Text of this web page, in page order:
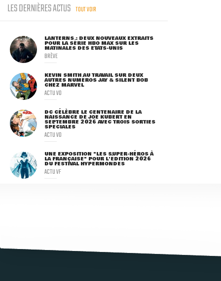
LES DERNIÈRES ACTUS TOUT VOIR
LANTERNS : DEUX NOUVEAUX EXTRAITS
POUR LA SÉRIE HBO MAX SUR LES
MATINALES DES ETATS-UNIS
BRÈVE
KEVIN SMITH AU TRAVAIL SUR DEUX
AUTRES NUMÉROS JAY & SILENT BOB
CHEZ MARVEL
ACTU VO
DC CÉLÈBRE LE CENTENAIRE DE LA
NAISSANCE DE JOE KUBERT EN
SEPTEMBRE 2026 AVEC TROIS SORTIES
SPÉCIALES
ACTU VO
UNE EXPOSITION "LES SUPER-HÉROS À
LA FRANÇAISE" POUR L'ÉDITION 2026
DU FESTIVAL HYPERMONDES
ACTU VF